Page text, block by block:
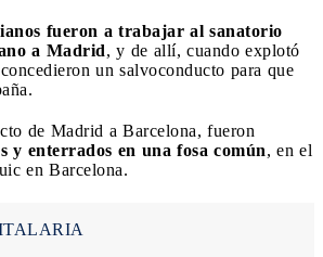
fueron a trabajar al sanatorio
a Madrid, y de allí, cuando explotó
un salvoconducto para que
de Madrid a Barcelona, fueron
y enterrados en una fosa común, en el
en Barcelona.